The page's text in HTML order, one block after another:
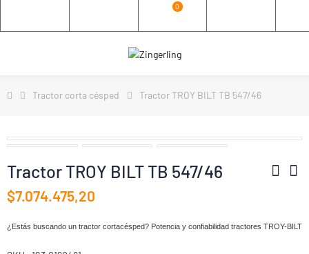
0
Tractor corta césped Tractor TROY BILT TB 547/46
Tractor TROY BILT TB 547/46
$7.074.475,20
¿Estás buscando un tractor cortacésped? Potencia y confiabilidad tractores TROY-BILT